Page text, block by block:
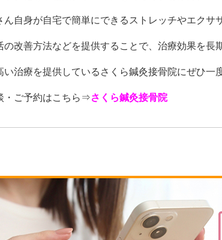
ん自身が自宅で簡単にできるストレッチやエクサ
の改善方法などを提供することで、治療効果を長
い治療を提供しているさくら鍼灸接骨院にぜひ一
・ご予約はこちら⇒さくら鍼灸接骨院